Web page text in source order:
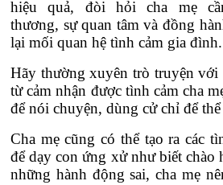
hiệu quả, đòi hỏi cha mẹ
thương, sự quan tâm và đồng
lại mối quan hệ tình cảm gia đình.
Hãy thường xuyên trò truyện với
từ cảm nhận được tình cảm cha
để nói chuyện, dùng cử chỉ để
Cha mẹ cũng có thể tạo ra các
để dạy con ứng xử như biết chào
những hành động sai, cha mẹ